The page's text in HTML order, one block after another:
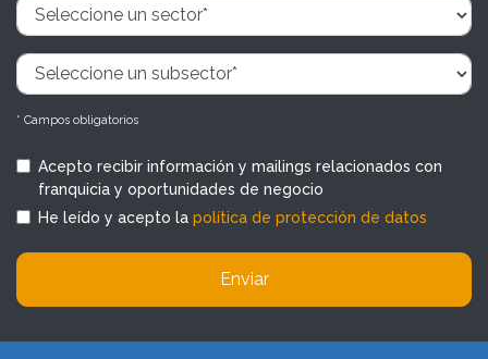
* Campos obligatorios
Acepto recibir información y mailings relacionados con
franquicia y oportunidades de negocio
He leído y acepto la política de protección de datos
Enviar